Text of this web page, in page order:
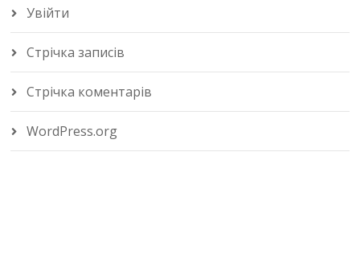
Увійти
Стрічка записів
Стрічка коментарів
WordPress.org